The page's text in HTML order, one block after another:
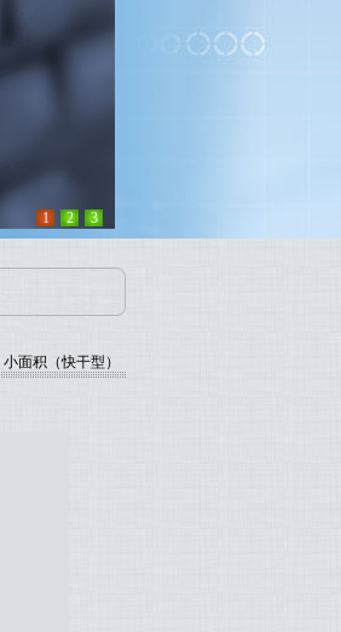
1 2 3
小面积（快干型）